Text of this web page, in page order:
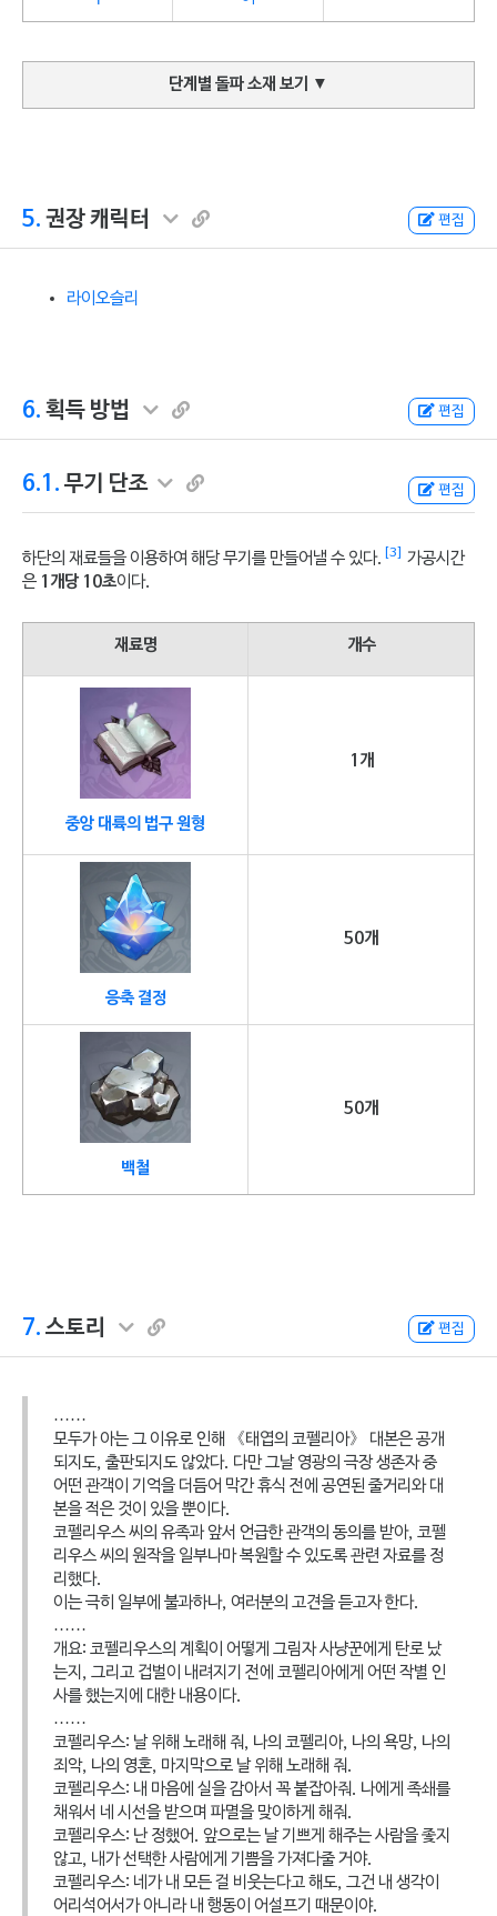
단계별 돌파 소재 보기 ▼
5. 권장 캐릭터 편집
라이오슬리
6. 획득 방법 편집
6.1. 무기 단조 편집
하단의 재료들을 이용하여 해당 무기를 만들어낼 수 있다. [3]
가공시간
은 1개당 10초이다.
재료명 개수
중앙 대륙의 법구 원형
1개
응축 결정
50개
백철
50개
7. 스토리 편집
……
모두가 아는 그 이유로 인해 《태엽의 코펠리아》 대본은 공개
되지도, 출판되지도 않았다. 다만 그날 영광의 극장 생존자 중
어떤 관객이 기억을 더듬어 막간 휴식 전에 공연된 줄거리와 대
본을 적은 것이 있을 뿐이다.
코펠리우스 씨의 유족과 앞서 언급한 관객의 동의를 받아, 코펠
리우스 씨의 원작을 일부나마 복원할 수 있도록 관련 자료를 정
리했다.
이는 극히 일부에 불과하나, 여러분의 고견을 듣고자 한다.
……
개요: 코펠리우스의 계획이 어떻게 그림자 사냥꾼에게 탄로 났
는지, 그리고 겁벌이 내려지기 전에 코펠리아에게 어떤 작별 인
사를 했는지에 대한 내용이다.
……
코펠리우스: 날 위해 노래해 줘, 나의 코펠리아, 나의 욕망, 나의
죄악, 나의 영혼, 마지막으로 날 위해 노래해 줘.
코펠리우스: 내 마음에 실을 감아서 꼭 붙잡아줘. 나에게 족쇄를
채워서 네 시선을 받으며 파멸을 맞이하게 해줘.
코펠리우스: 난 정했어. 앞으로는 날 기쁘게 해주는 사람을 좇지
않고, 내가 선택한 사람에게 기쁨을 가져다줄 거야.
코펠리우스: 네가 내 모든 걸 비웃는다고 해도, 그건 내 생각이
어리석어서가 아니라 내 행동이 어설프기 때문이야.